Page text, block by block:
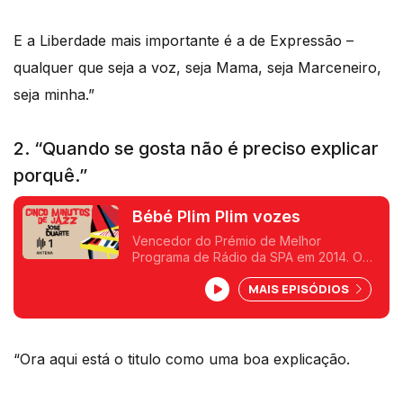
E a Liberdade mais importante é a de Expressão –
qualquer que seja a voz, seja Mama, seja Marceneiro,
seja minha.”
2. “Quando se gosta não é preciso explicar
porquê.”
Bébé Plim Plim vozes
Vencedor do Prémio de Melhor
Programa de Rádio da SPA em 2014. O
portuguesa em exibição, 50 anos feitos
em 2016. José Duarte divulga
diariamente o jazz de todos os estilos e
swing, do bebop ao hard bop e ao free
MAIS EPISÓDIOS
“Ora aqui está o titulo como uma boa explicação.